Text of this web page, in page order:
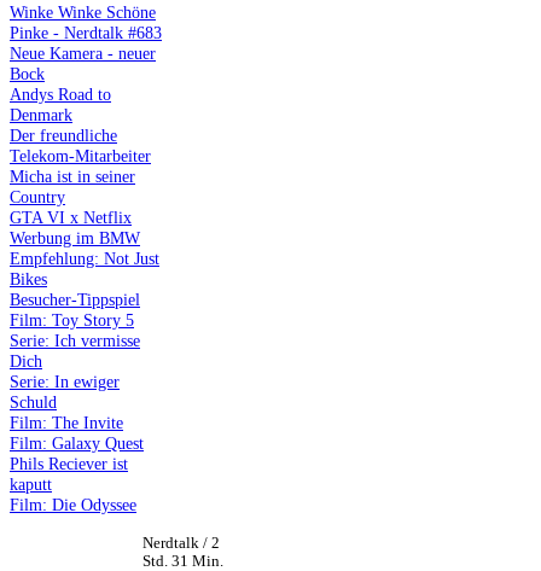
Winke Winke Schöne
Pinke - Nerdtalk #683
Neue Kamera - neuer
Bock
Andys Road to
Denmark
Der freundliche
Telekom-Mitarbeiter
Micha ist in seiner
Country
GTA VI x Netflix
Werbung im BMW
Empfehlung: Not Just
Bikes
Besucher-Tippspiel
Film: Toy Story 5
Serie: Ich vermisse
Dich
Serie: In ewiger
Schuld
Film: The Invite
Film: Galaxy Quest
Phils Reciever ist
kaputt
Film: Die Odyssee
Nerdtalk / 2
Std. 31 Min.